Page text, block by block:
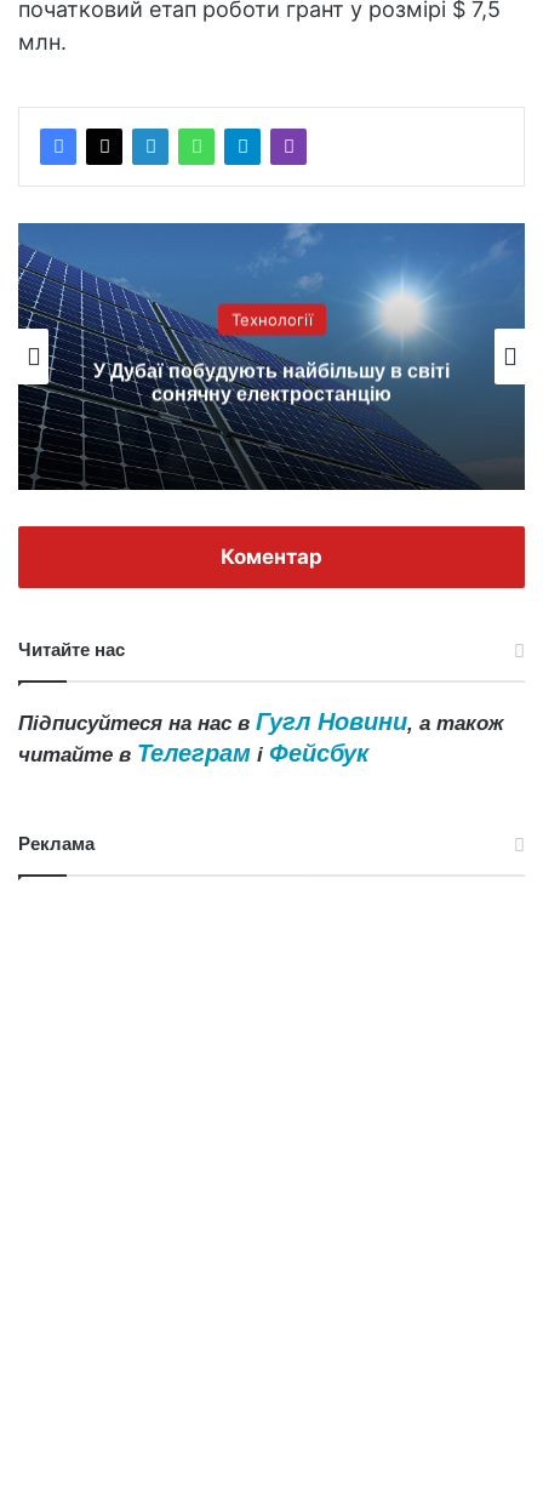
початковий етап роботи грант у розмірі $ 7,5
млн.
Технології
У Дубаї побудують найбільшу в світі
сонячну електростанцію
Коментар
Читайте нас
Підписуйтеся на нас в Гугл Новини, а також
читайте в Телеграм і Фейсбук
Реклама